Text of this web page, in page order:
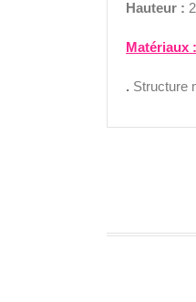
Hauteur :
Matériaux :
. Structure